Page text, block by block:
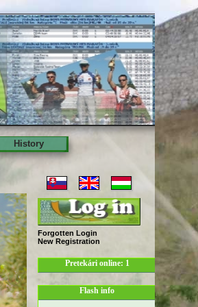
History
Forgotten Login
New Registration
Pretekári online: 1
Flash info